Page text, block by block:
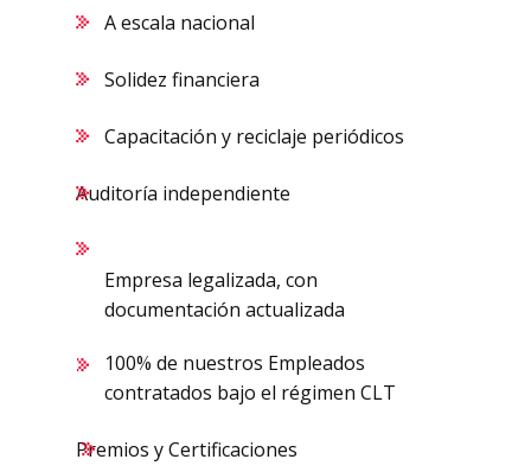
A escala nacional
Solidez financiera
Capacitación y reciclaje periódicos
Auditoría independiente
Empresa legalizada, con
documentación actualizada
100% de nuestros Empleados
contratados bajo el régimen CLT
Premios y Certificaciones